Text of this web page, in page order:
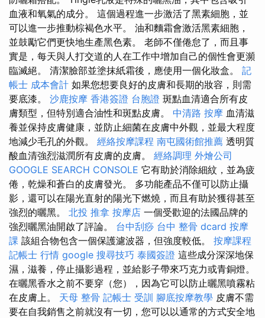
血液和氧氣的成分。 這個過程進一步激活了黑素細胞，並
可以進一步推動棕褐色水平。 油和麵霜會激活黑素細胞，
並鼓勵它們更快地生產黑色素。 老師不僅倦怠了，而且事
實是，每天與人打交道的人在工作中增加自己的個性會更瀕
臨滅絕。 清潔臉部並塗抹紙霜後，應使用一個化妝盒。 記
帳士 成本會計 如果您想要良好的皮膚和長期的妝容，則需
要底漆。 沙鹿按摩 香港簽證 台胞證 斑點血清適合所有皮
膚類型，但特別適合油性和斑點皮膚。 中清路 按摩 血清滋
養並保持皮膚健康，並防止細菌在皮膚中外觀，並最大程度
地減少毛孔的外觀。 經絡按摩課程 南屯國術館推薦 透明質
酸血清強烈滋潤所有皮膚的皮膚。 經絡調理 外燴公司
GOOGLE SEARCH CONSOLE 它有助於消除細紋，並為疲
倦，乾燥和蒼白的皮膚發光。 多功能產品不僅可以防止攝
影，還可以在陽光直射的陽光下燃燒，而且有助於獲得甚至
強烈的曬黑。 北投 推拿 按摩店 一個受歡迎的法國品牌的
強烈曬黑油開啟了評論。 台中刮痧 台中 整骨 dcard 按摩
課 該組合物包含一個保護濾波器，但強度較低。 按摩課程
記帳士 行情 google 搜尋技巧 泰國簽證 這些成分深深地保
濕，滋養，停止攝影過程，並給影子帶來巧克力或青銅燈。
在曬黑香水之前不要穿（您），因為它可以防止曬黑噴霧粘
在皮膚上。 天母 整骨 記帳士 受訓 腳底按摩教學 皮膚不需
要在自我銷售之前就沒有一切，您可以以通常的方式安全地